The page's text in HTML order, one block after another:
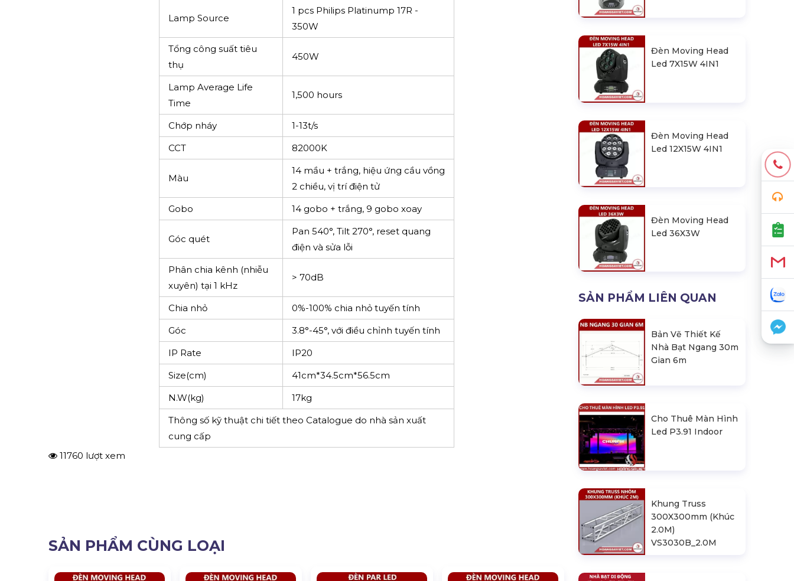
Lamp Source
1 pcs Philips Platinump 17R -
350W
Tổng công suất tiêu
thụ
450W
Lamp Average Life
Time
1,500 hours
Chớp nháy
1-13t/s
CCT
82000K
Màu
14 mầu + trắng, hiệu ứng cầu vồng
2 chiều, vị trí điện tử
Gobo
14 gobo + trắng, 9 gobo xoay
Góc quét
Pan 540°, Tilt 270°, reset quang
điện và sửa lỗi
Phân chia kênh (nhiễu
xuyên) tại 1 kHz
> 70dB
Chia nhỏ
0%-100% chia nhỏ tuyến tính
Góc
3.8°-45°, với điều chỉnh tuyến tính
IP Rate
IP20
Size(cm)
41cm*34.5cm*56.5cm
N.W(kg)
17kg
Thông số kỹ thuật chi tiết theo Catalogue do nhà sản xuất
cung cấp
11760 lượt xem
SẢN PHẨM CÙNG LOẠI
Đèn Moving Head
Led 7X15W 4IN1
Đèn Moving Head
Led 12X15W 4IN1
Đèn Moving Head
Led 36X3W
SẢN PHẨM LIÊN QUAN
Bản Vẽ Thiết Kế
Nhà Bạt Ngang 30m
Gian 6m
Cho Thuê Màn Hình
Led P3.91 Indoor
Khung Truss
300X300mm (Khúc
2.0M)
VS3030B_2.0M